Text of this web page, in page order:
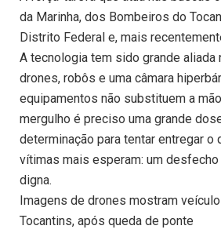
da Marinha, dos Bombeiros do
Distrito Federal e, mais
A tecnologia tem sido grande aliada
drones, robôs e uma câmara
equipamentos não substituem a
mergulho é preciso uma grande
determinação para tentar entregar o
vítimas mais esperam: um
digna.
Imagens de drones mostram
Tocantins, após queda de ponte